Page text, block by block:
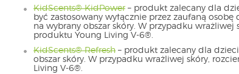
KidScents® KidPower – produkt zalecany dla
być zastosowany wyłącznie przez zaufaną
na wybrany obszar skóry. W przypadku
produktu Young Living V-6®.
KidScents® Refresh – produkt zalecany dla
obszar skóry. W przypadku wrażliwej skóry,
Living V-6®.